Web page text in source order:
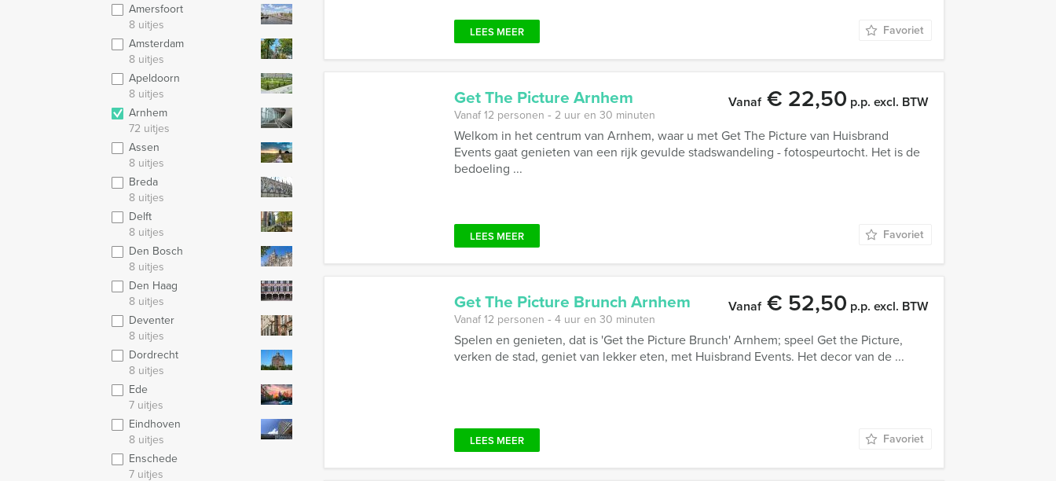
Amersfoort
8 uitjes
Amsterdam
8 uitjes
Apeldoorn
8 uitjes
Arnhem
72 uitjes
Assen
8 uitjes
Breda
8 uitjes
Delft
8 uitjes
Den Bosch
8 uitjes
Den Haag
8 uitjes
Deventer
8 uitjes
Dordrecht
8 uitjes
Ede
7 uitjes
Eindhoven
8 uitjes
Enschede
7 uitjes
LEES MEER Favoriet
Get The Picture Arnhem Vanaf€ 22,50 p.p. excl. BTW
Vanaf 12 personen ‐ 2 uur en 30 minuten
Welkom in het centrum van Arnhem, waar u met Get The Picture van Huisbrand
Events gaat genieten van een rijk gevulde stadswandeling - fotospeurtocht. Het is de
bedoeling ...
LEES MEER Favoriet
Get The Picture Brunch Arnhem Vanaf€ 52,50 p.p. excl. BTW
Vanaf 12 personen ‐ 4 uur en 30 minuten
Spelen en genieten, dat is 'Get the Picture Brunch' Arnhem; speel Get the Picture,
verken de stad, geniet van lekker eten, met Huisbrand Events. Het decor van de ...
LEES MEER Favoriet